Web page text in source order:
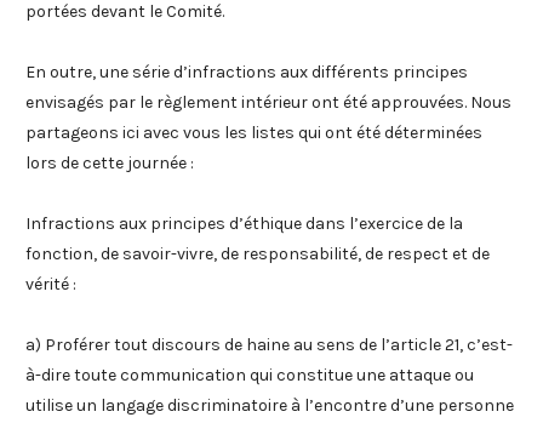
portées devant le Comité.
En outre, une série d’infractions aux différents principes
envisagés par le règlement intérieur ont été approuvées. Nous
partageons ici avec vous les listes qui ont été déterminées
lors de cette journée :
Infractions aux principes d’éthique dans l’exercice de la
fonction, de savoir-vivre, de responsabilité, de respect et de
vérité :
a) Proférer tout discours de haine au sens de l’article 21, c’est-
à-dire toute communication qui constitue une attaque ou
utilise un langage discriminatoire à l’encontre d’une personne